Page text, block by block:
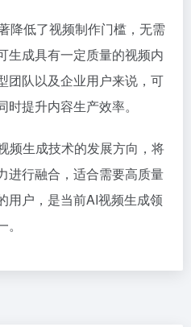
降低了视频制作门槛，无需
生成具有一定质量的视频内
团队以及企业用户来说，可
提升内容生产效率。
频生成技术的发展方向，将
进行融合，适合需要高质量
用户，是当前AI视频生成领